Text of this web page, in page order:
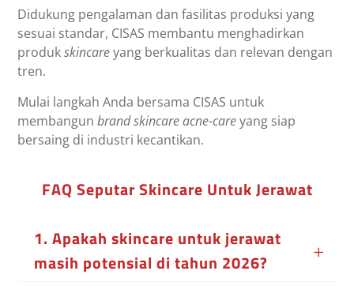
Didukung pengalaman dan fasilitas produksi yang
sesuai standar, CISAS membantu menghadirkan
produkskincareyang berkualitas dan relevan dengan
tren.
Mulai langkah Anda bersama CISAS untuk
membangun brand skincareacne-careyang siap
bersaing di industri kecantikan.
FAQ Seputar Skincare Untuk Jerawat
1. Apakah skincare untuk jerawat
masih potensial di tahun 2026?